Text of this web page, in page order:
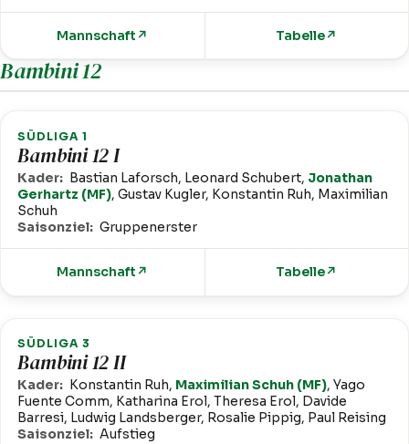
Mannschaft ↗ Tabelle↗
Bambini 12
SÜDLIGA 1
Bambini 12 I
Kader: Bastian Laforsch, Leonard Schubert, Jonathan
Gerhartz (MF), Gustav Kugler, Konstantin Ruh, Maximilian
Schuh
Saisonziel: Gruppenerster
Mannschaft ↗ Tabelle↗
SÜDLIGA 3
Bambini 12 II
Kader: Konstantin Ruh, Maximilian Schuh (MF), Yago
Fuente Comm, Katharina Erol, Theresa Erol, Davide
Barresi, Ludwig Landsberger, Rosalie Pippig, Paul Reising
Saisonziel: Aufstieg